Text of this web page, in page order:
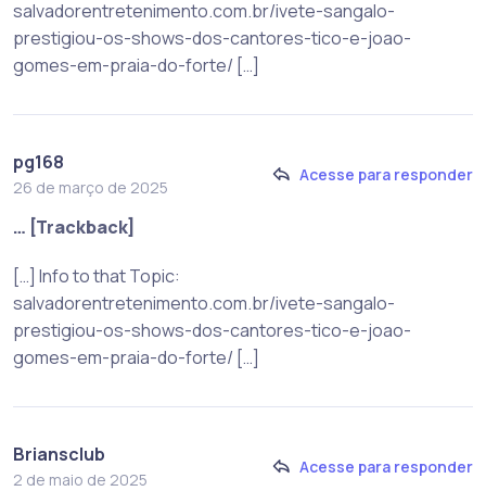
salvadorentretenimento.com.br/ivete-sangalo-
prestigiou-os-shows-dos-cantores-tico-e-joao-
gomes-em-praia-do-forte/ […]
pg168
26 de março de 2025
Acesse para responder
… [Trackback]
[…] Info to that Topic:
salvadorentretenimento.com.br/ivete-sangalo-
prestigiou-os-shows-dos-cantores-tico-e-joao-
gomes-em-praia-do-forte/ […]
Briansclub
2 de maio de 2025
Acesse para responder